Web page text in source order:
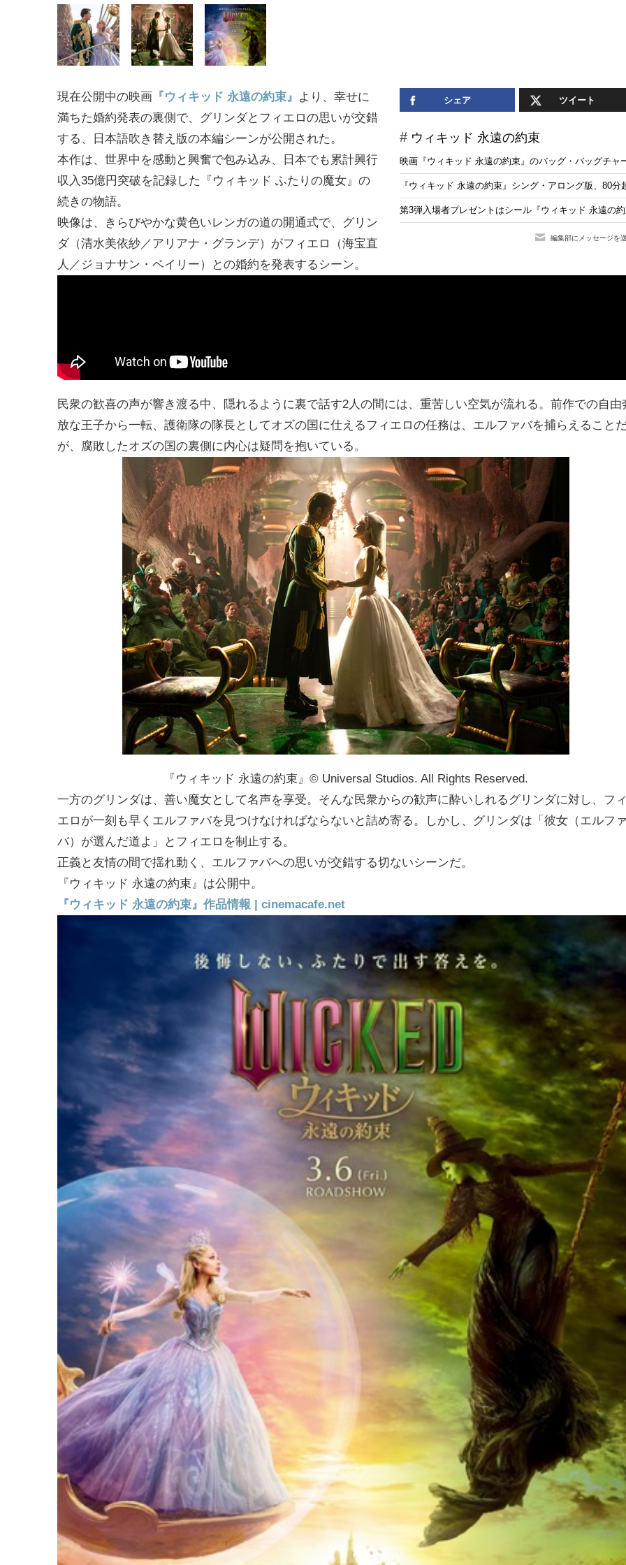
シェア ツイート
ウィキッド 永遠の約束
映画『ウィキッド 永遠の約束』のバッグ・バッグチ
『ウィキッド 永遠の約束』シング・アロング版、80
第3弾入場者プレゼントはシール『ウィキッド 永遠の
編集部にメッセージを
現在公開中の映画 『ウィキッド 永遠の約束』 より、幸せに
満ちた婚約発表の裏側で、グリンダとフィエロの思いが交錯
する、日本語吹き替え版の本編シーンが公開された。
本作は、世界中を感動と興奮で包み込み、日本でも累計興行
収入35億円突破を記録した『ウィキッド ふたりの魔女』の
続きの物語。
映像は、きらびやかな黄色いレンガの道の開通式で、グリン
ダ（清水美依紗／アリアナ・グランデ）がフィエロ（海宝直
人／ジョナサン・ベイリー）との婚約を発表するシーン。
民衆の歓喜の声が響き渡る中、隠れるように裏で話す2人の間には、重苦しい空気が流れる。前作での自由
放な王子から一転、護衛隊の隊長としてオズの国に仕えるフィエロの任務は、エルファバを捕らえること
が、腐敗したオズの国の裏側に内心は疑問を抱いている。
『ウィキッド 永遠の約束』© Universal Studios. All Rights Reserved.
一方のグリンダは、善い魔女として名声を享受。そんな民衆からの歓声に酔いしれるグリンダに対し、フ
エロが一刻も早くエルファバを見つけなければならないと詰め寄る。しかし、グリンダは「彼女（エルフ
バ）が選んだ道よ」とフィエロを制止する。
正義と友情の間で揺れ動く、エルファバへの思いが交錯する切ないシーンだ。
『ウィキッド 永遠の約束』は公開中。
『ウィキッド 永遠の約束』作品情報 | cinemacafe.net